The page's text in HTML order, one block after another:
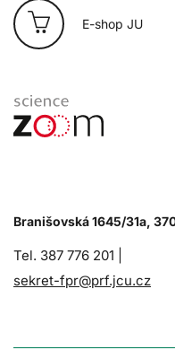
E-shop JU
Branišovská 1645/31a,
Tel. 387 776 201 |
sekret-fpr@prf.jcu.cz